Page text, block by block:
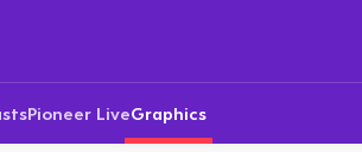
Pioneer LiveGraphics